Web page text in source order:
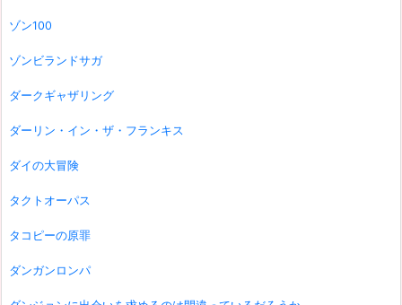
ゾン100
ゾンビランドサガ
ダークギャザリング
ダーリン・イン・ザ・フランキス
ダイの大冒険
タクトオーパス
タコピーの原罪
ダンガンロンパ